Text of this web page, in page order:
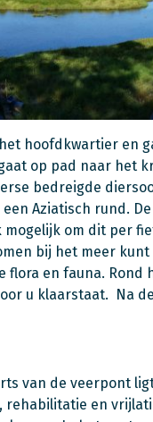
hoofdkwartier en
op pad naar het
bedreigde
Aziatisch rund.
om dit per
bij het meer kunt
flora en fauna. Rond
u klaarstaat. Na
van de veerpont
rehabilitatie en